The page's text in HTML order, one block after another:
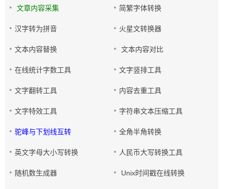
文章内容采集 简繁字体转换
汉字转为拼音 火星文转换器
文本内容替换 文本内容对比
在线统计字数工具 文字竖排工具
文字翻转工具 内容去重工具
文字特效工具 字符串文本压缩工具
驼峰与下划线互转 全角半角转换
英文字母大小写转换 人民币大写转换工具
随机数生成器 Unix时间戳在线转换